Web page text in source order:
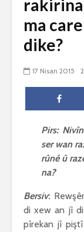
ma
dike?
17 Nisan 2015
Pirs:
ser wan
rûnê û
na?
Bersiv:
di xew an jî
pîrekan jî